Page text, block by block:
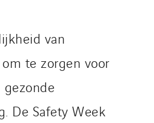
van
te zorgen voor
De Safety Week